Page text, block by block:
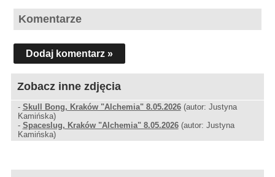
Komentarze
Dodaj komentarz »
Zobacz inne zdjęcia
- Skull Bong, Kraków "Alchemia" 8.05.2026(autor: Justyna
Kamińska)
- Spaceslug, Kraków "Alchemia" 8.05.2026(autor: Justyna
Kamińska)